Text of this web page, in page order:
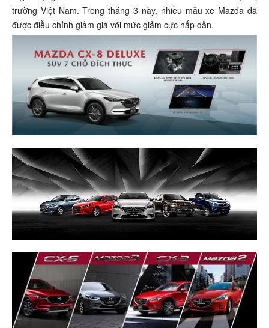
trường Việt Nam. Trong tháng 3 này, nhiều mẫu xe Mazda đã
được điều chỉnh giảm giá với mức giảm cực hấp dẫn.